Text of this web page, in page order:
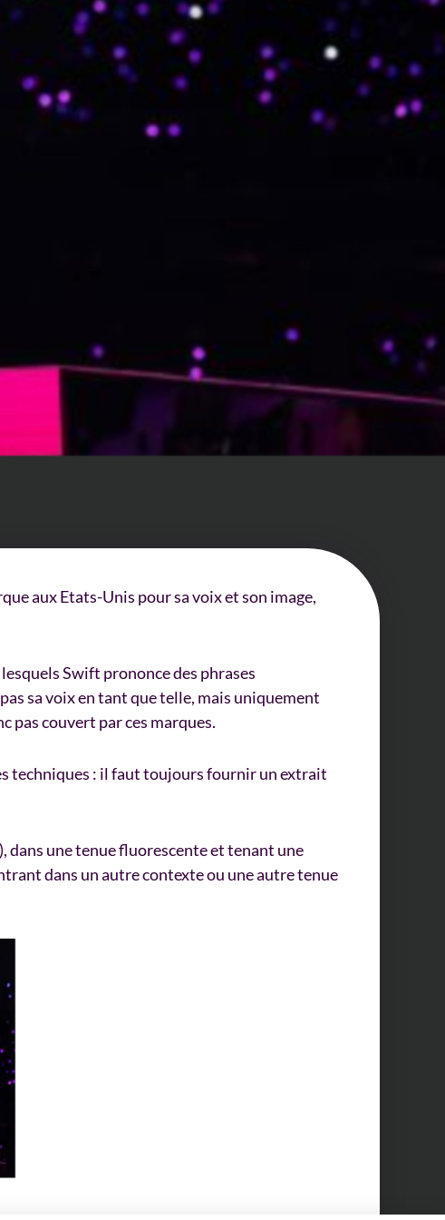
aux Etats-Unis pour sa voix et son image,
Swift prononce des phrases
sa voix en tant que telle, mais uniquement
pas couvert par ces marques.
techniques : il faut toujours fournir un extrait
dans une tenue fluorescente et tenant une
dans un autre contexte ou une autre tenue